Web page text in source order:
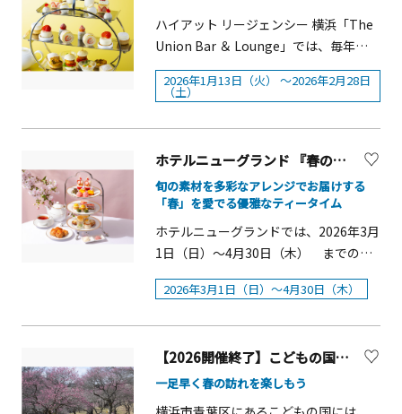
2025年11月21日（金）～12月25日
（木） 計35日間&nbsp;※雨天決行、荒
天時は休業することがあります
&nbsp;■会場：横浜赤レンガ倉庫イベ
00（L.O.20：30）&nbsp;11月22日
（土）～12月5日（金）11：00～21：
00（L.O.20：30）&nbsp;12月6日
（土）～12月25日（木）11：00～22：
00（L.O.21：30）&nbsp;※エリア・コ
ンテンツにより開催日時が異なります
&nbsp;■入場料：500円～ &nbsp;※入
ります※一部、入場無料エリアあり※
詳細は特設サイトにてご確認ください
&nbsp;■主催：横浜赤レンガ倉庫（株
式会社横浜赤レンガ・公益財団法人横
に準じ、変更になる場合がございま
す）〇休館日：会期中無休〇主 &nbsp;
NHKプロモーション&nbsp;〇後
&nbsp; 援＝神奈川県教育委員会、横浜
市教育委員会、FMヨコハマ&nbsp;〇協
&nbsp; 力＝イノルト整形外科 横浜院
痛みと骨粗鬆症クリニック&nbsp;〇企
画協力＝手塚プロダクション&nbsp;〇
特別協力＝秋田書店&nbsp;〇協
&nbsp; 賛＝㈱そごう・西武&nbsp;〇
入館料(税込) 事前予約不要一般
1,600（1,400）円、大学・高校生
1,400（1,200）円、中学生以下無料
期中いずれも（ ）内の料金。&nbsp;※
会期中、チケット売場にて［クラブ・
オン／ミレニアムカード、クラブ・オ
方教室＞普段の装いに使える簡単で素
敵なアレンジ方法を伝授します。■開
(月)■時間：①12:30～13:30 ②15:00～
16:00（1日2回開催）■人数：各回定員
10名■参加費：無料※事前申込み可※
スカーフの貸し出しはございません。
ご持参ください。&nbsp;＜パーソナル
カラー診断＞自分に似合う色を知ると
ファッションが楽しくなります。■実
施日：2026年3月12日（木）～3月16日
（月）■時間：11：30～14：00／15：
00～16：30■参加費：無料■所要時
間：おひとり15分程度※事前申し込み
可＜染色体験（オリジナルスカーフ作
ト体験＞染色体験をしながら好きな色
のオリジナルスカーフ作成します。ハ
ンドプリント体験（手捺染実演体験）
ト&rdquo;として注目を集めるルビーシ
ョコラ。着色料を一切使わずに生まれ
るピンク色とフルーティーな酸味が魅
力のチョコレートで、いちごと組み合
花のように可憐なスイーツが並ぶアフ
タヌーンティーになっています。
から12月25日（木）の期間、アフタヌ
いサンタなどクリスマスの飾りでお目
かしし、希少な横浜市内産はちみつ
「アメリカ山公園 Pure Honey」を使っ
たホテルメイドのシュトーレンとセッ
トになって提供されます。同期間の18
時以降には、シェフ特製のクリスマス
オードブルとスイーツがセットになっ
た「クリスマスハイティー」を楽しむ
ハイアット リージェンシー 横浜「The
Union Bar ＆ Lounge」では、毎年好
評のストロベリーアフタヌーンティー
を、今年は「ホワイト」をテーマにし
アフタヌーンティー」として提供しま
す。雪景色を思わせる白を基調に、甘
生かした、季節感あふれるアフタヌー
は、苺とほうじ茶を合わせ、求肥を溶
かして楽しむ新感覚ホットドリンク
「いちびこ」。香ばしいオリジナルブ
レンドのほうじ茶に、とろりとした求
肥を加えた、和の趣あふれる上品な味
わいです。スイーツは全8種。濃厚なク
レームムースリーヌが苺の果汁を引き
立てる「苺のガトー&ldquo;フレジェ
2026年1月13日（火） ～2026年2月28日
（土）
ホテルニューグランド 『春のアフタヌーンティー』【横浜市】
旬の素材を多彩なアレンジでお届けする
「春」を愛でる優雅なティータイム
ホテルニューグランドでは、2026年3月
1日（日）～4月30日（木） までの期
間、花々が咲き誇る美しい横浜の
「春」をテーマにした「春のアフタヌ
れるメニューで、横浜に訪れる「春」
を表現。旬の苺に桜のゼリーやクリー
ムを重ね、白玉を添えたグラスパフェ
2026年3月1日（日）～4月30日（木）
【2026開催終了】こどもの国 梅まつり【横浜市】
一足早く春の訪れを楽しもう